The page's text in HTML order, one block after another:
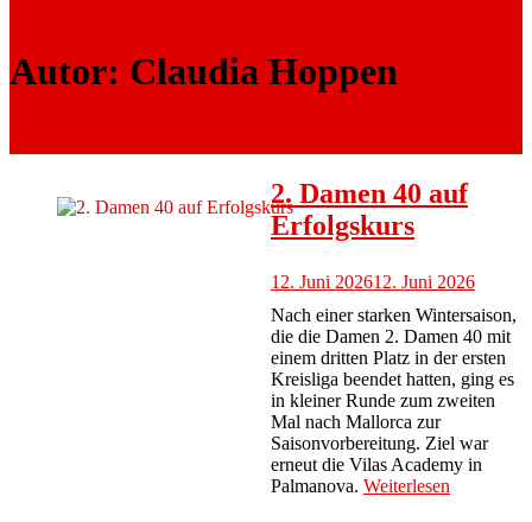
Autor: Claudia Hoppen
2. Damen 40 auf
Erfolgskurs
12. Juni 202612. Juni 2026
Nach einer starken Wintersaison,
die die Damen 2. Damen 40 mit
einem dritten Platz in der ersten
Kreisliga beendet hatten, ging es
in kleiner Runde zum zweiten
Mal nach Mallorca zur
Saisonvorbereitung. Ziel war
erneut die Vilas Academy in
Palmanova. Weiterlesen